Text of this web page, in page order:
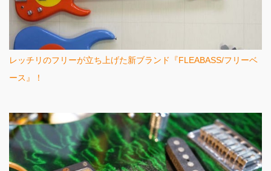
レッチリのフリーが立ち上げた新ブランド『FLEABASS/フリーベ
ース』！